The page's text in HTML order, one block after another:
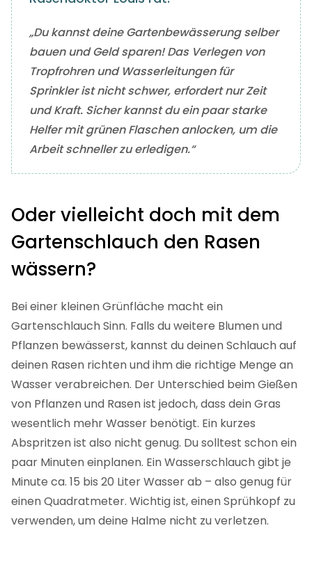
„Du kannst deine Gartenbewässerung selber
bauen und Geld sparen! Das Verlegen von
Tropfrohren und Wasserleitungen für
Sprinkler ist nicht schwer, erfordert nur Zeit
und Kraft. Sicher kannst du ein paar starke
Helfer mit grünen Flaschen anlocken, um die
Arbeit schneller zu erledigen.“
Oder vielleicht doch mit dem
Gartenschlauch den Rasen
wässern?
Bei einer kleinen Grünfläche macht ein
Gartenschlauch Sinn. Falls du weitere Blumen und
Pflanzen bewässerst, kannst du deinen Schlauch auf
deinen Rasen richten und ihm die richtige Menge an
Wasser verabreichen. Der Unterschied beim Gießen
von Pflanzen und Rasen ist jedoch, dass dein Gras
wesentlich mehr Wasser benötigt. Ein kurzes
Abspritzen ist also nicht genug. Du solltest schon ein
paar Minuten einplanen. Ein Wasserschlauch gibt je
Minute ca. 15 bis 20 Liter Wasser ab – also genug für
einen Quadratmeter. Wichtig ist, einen Sprühkopf zu
verwenden, um deine Halme nicht zu verletzen.